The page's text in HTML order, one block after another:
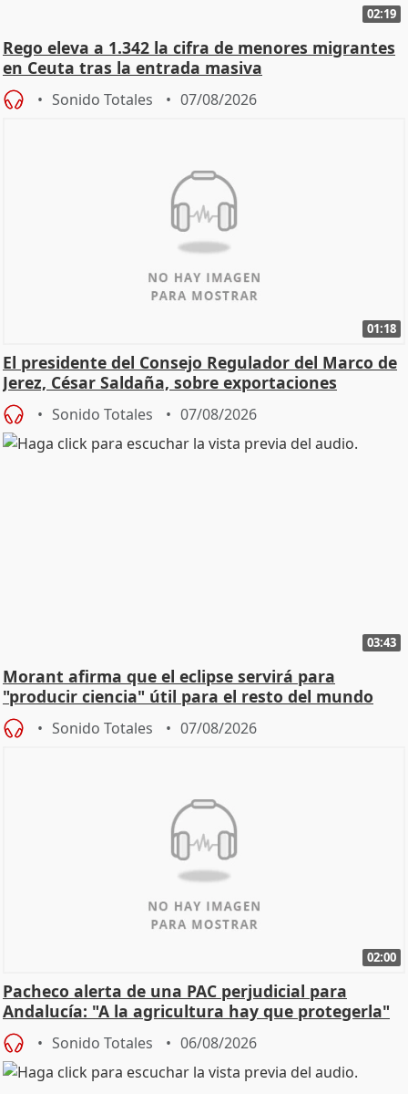
02:19
Rego eleva a 1.342 la cifra de menores migrantes
en Ceuta tras la entrada masiva
Sonido Totales 07/08/2026
01:18
El presidente del Consejo Regulador del Marco de
Jerez, César Saldaña, sobre exportaciones
Sonido Totales 07/08/2026
03:43
Morant afirma que el eclipse servirá para
"producir ciencia" útil para el resto del mundo
Sonido Totales 07/08/2026
02:00
Pacheco alerta de una PAC perjudicial para
Andalucía: "A la agricultura hay que protegerla"
Sonido Totales 06/08/2026